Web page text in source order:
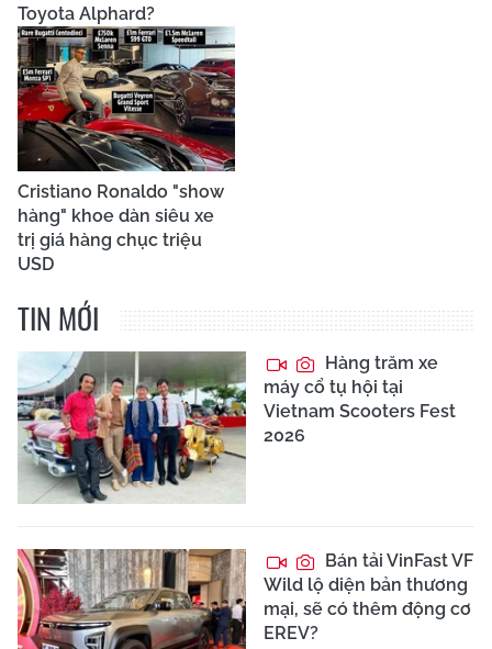
Toyota Alphard?
Cristiano Ronaldo "show
hàng" khoe dàn siêu xe
trị giá hàng chục triệu
USD
TIN MỚI
Hàng trăm xe
máy cổ tụ hội tại
Vietnam Scooters Fest
2026
Bán tải VinFast VF
Wild lộ diện bản thương
mại, sẽ có thêm động cơ
EREV?